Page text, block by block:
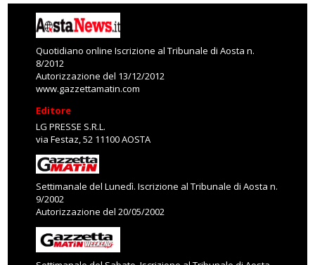
Quotidiano online Iscrizione al Tribunale di Aosta n.
8/2012
Autorizzazione del 13/12/2012
www.gazzettamatin.com
Editore
LG PRESSE S.R.L.
via Festaz, 52 11100 AOSTA
Settimanale del Lunedì. Iscrizione al Tribunale di Aosta n.
9/2002
Autorizzazione del 20/05/2002